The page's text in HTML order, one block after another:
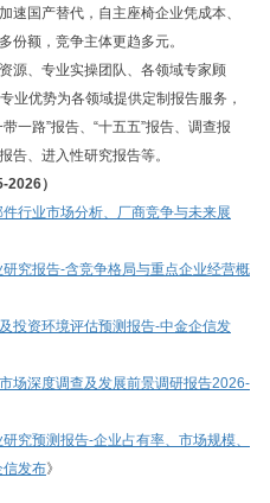
速国产替代，自主座椅企业凭成本、
份额，竞争主体更趋多元。
源、专业实操团队、各领域专家顾
业优势为各领域提供定制报告服务，
一路”报告、“十五五”报告、调查报
告、进入性研究报告等。
2026）
行业市场分析、厂商竞争与未来展
究报告-含竞争格局与重点企业经营概
投资环境评估预测报告-中金企信发
场深度调查及发展前景调研报告2026-
究预测报告-企业占有率、市场规模、
信发布》